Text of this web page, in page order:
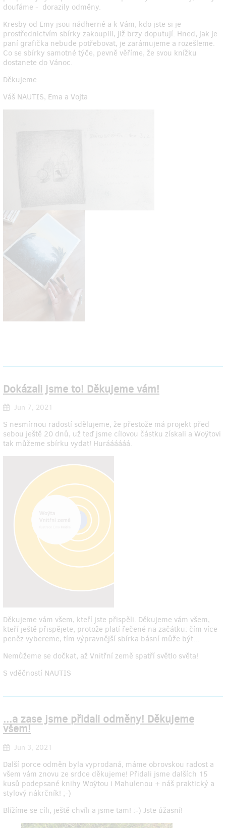
doufáme - dorazily odměny.
Kresby od Emy jsou nádherné a k Vám, kdo jste si je
prostřednictvím sbírky zakoupili, již brzy doputují. Hned, jak je
paní grafička nebude potřebovat, je zarámujeme a rozešleme.
Co se sbírky samotné týče, pevně věříme, že svou knížku
dostanete do Vánoc.
Děkujeme.
Váš NAUTIS, Ema a Vojta
Dokázali jsme to! Děkujeme vám!
Jun 7, 2021
S nesmírnou radostí sdělujeme, že přestože má projekt před
sebou ještě 20 dnů, už teď jsme cílovou částku získali a Woÿtovi
tak můžeme sbírku vydat! Huráááááá.
Děkujeme vám všem, kteří jste přispěli. Děkujeme vám všem,
kteří ještě přispějete, protože platí řečené na začátku: čím více
peněz vybereme, tím výpravnější sbírka básní může být...
Nemůžeme se dočkat, až Vnitřní země spatří světlo světa!
S vděčností NAUTIS
...a zase jsme přidali odměny! Děkujeme
všem!
Jun 3, 2021
Další porce odměn byla vyprodaná, máme obrovskou radost a
všem vám znovu ze srdce děkujeme! Přidali jsme dalších 15
kusů podepsané knihy Woÿtou i Mahulenou + náš praktický a
stylový nákrčník! ;-)
Blížíme se cíli, ještě chvíli a jsme tam! :-) Jste úžasní!